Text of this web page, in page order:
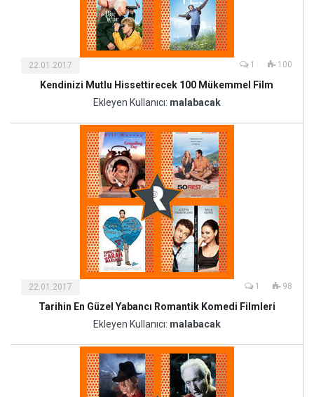
22.01.2017 1 100
Kendinizi Mutlu Hissettirecek 100 Mükemmel Film
Ekleyen Kullanıcı: malabacak
Kültür
22.01.2017 1 98
Tarihin En Güzel Yabancı Romantik Komedi Filmleri
Ekleyen Kullanıcı: malabacak
Kültür